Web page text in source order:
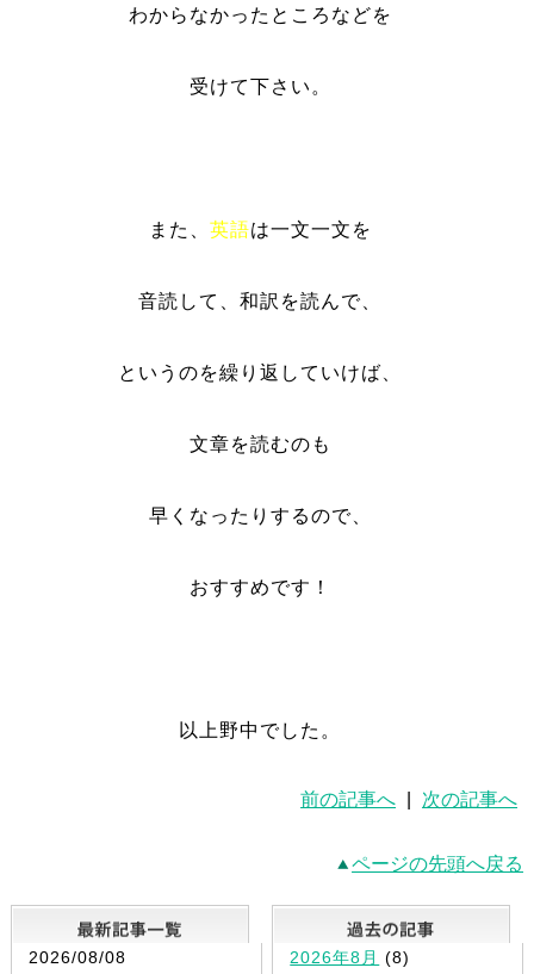
わからなかったところなどを
受けて下さい。
また、 英語は一文一文を
音読して、和訳を読んで、
というのを繰り返していけば、
文章を読むのも
早くなったりするので、
おすすめです！
以上野中でした。
前の記事へ 次の記事へ
ページの先頭へ戻る
最新記事一覧
2026/08/08
2026年8月 (8)